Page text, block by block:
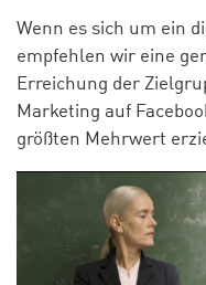
Wenn es sich um ein
empfehlen wir eine
Erreichung der
Marketing auf
größten Mehrwert